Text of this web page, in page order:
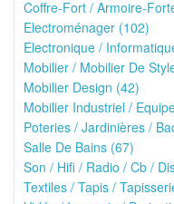
Coffre-Fort / Armoire-
Electroménager (102)
Electronique /
Mobilier / Mobilier De
Mobilier Design (42)
Mobilier Industriel /
Poteries / Jardinières /
Salle De Bains (67)
Son / Hifi / Radio / Cb /
Textiles / Tapis /